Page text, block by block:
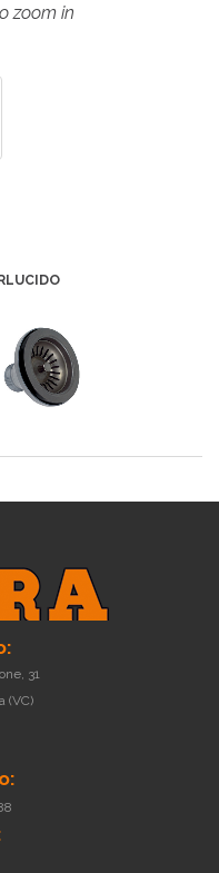
zoom in
31
(VC)